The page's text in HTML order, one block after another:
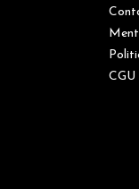
CGU